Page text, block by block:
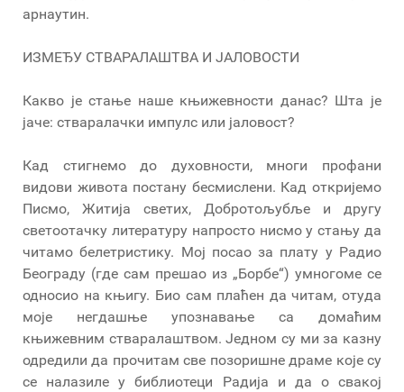
арнаутин.
ИЗМЕЂУ СТВАРАЛАШТВА И ЈАЛОВОСТИ
Какво је стање наше књижевности данас? Шта је
јаче: стваралачки импулс или јаловост?
Кад стигнемо до духовности, многи профани
видови живота постану бесмислени. Кад откријемо
Писмо, Житија светих, Добротољубље и другу
светоотачку литературу напросто нисмо у стању да
читамо белетристику. Мој посао за плату у Радио
Београду (где сам прешао из „Борбе“) умногоме се
односио на књигу. Био сам плаћен да читам, отуда
моје негдашње упознавање са домаћим
књижевним стваралаштвом. Једном су ми за казну
одредили да прочитам све позоришне драме које су
се налазиле у библиотеци Радија и да о свакој